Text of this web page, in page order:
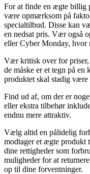
For at finde en ægte billig
være opmærksom på
specialtilbud. Disse kan
en nedsat pris. Vær også
eller Cyber Monday, hvor
Vær kritisk over for
de måske er et tegn på
produktet skal stadig
Find ud af, om der er
eller ekstra tilbehør
endnu mere attraktiv.
Vælg altid en pålidelig
modtager et ægte produkt
dine rettigheder som
muligheder for at
op til dine forventninger.